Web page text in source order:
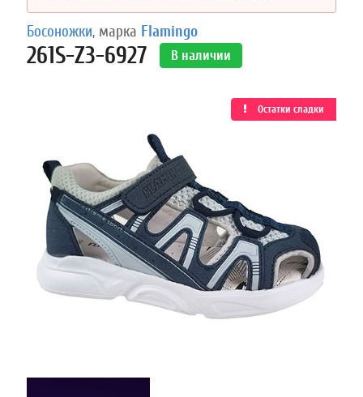
Босоножки, марка Flamingo
261S-Z3-6927 В наличии
Остатки сладки